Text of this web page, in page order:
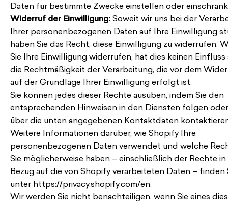
Daten für bestimmte Zwecke einstellen oder
Widerruf der Einwilligung: Soweit wir uns bei der
Ihrer personenbezogenen Daten auf Ihre Einwilligung
haben Sie das Recht, diese Einwilligung zu widerrufen.
Sie Ihre Einwilligung widerrufen, hat dies keinen Einfluss
die Rechtmäßigkeit der Verarbeitung, die vor dem
auf der Grundlage Ihrer Einwilligung erfolgt ist.
Sie können jedes dieser Rechte ausüben, indem Sie den
entsprechenden Hinweisen in den Diensten folgen
über die unten angegebenen Kontaktdaten
Weitere Informationen darüber, wie Shopify Ihre
personenbezogenen Daten verwendet und welche
Sie möglicherweise haben – einschließlich der Rechte in
Bezug auf die von Shopify verarbeiteten Daten – finden
unter https://privacy.shopify.com/en.
Wir werden Sie nicht benachteiligen, wenn Sie eines